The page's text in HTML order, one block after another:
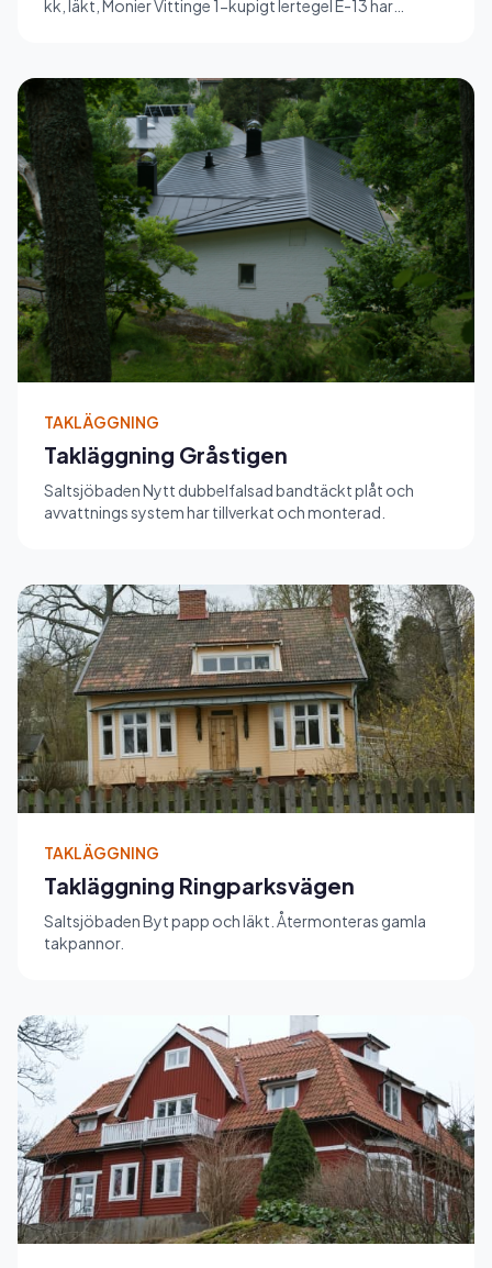
kk, läkt, Monier Vittinge 1-kupigt lertegel E-13 har
TAKLÄGGNING
Takläggning Gråstigen
Saltsjöbaden Nytt dubbelfalsad bandtäckt plåt och
avvattnings system har tillverkat och monterad.
TAKLÄGGNING
Takläggning Ringparksvägen
Saltsjöbaden Byt papp och läkt. Återmonteras gamla
takpannor.